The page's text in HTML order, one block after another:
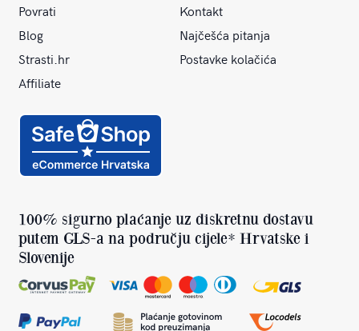
Povrati
Kontakt
Blog
Najčešća pitanja
Strasti.hr
Postavke kolačića
Affiliate
100% sigurno plaćanje uz diskretnu dostavu
putem GLS-a na području cijele* Hrvatske i
Slovenije